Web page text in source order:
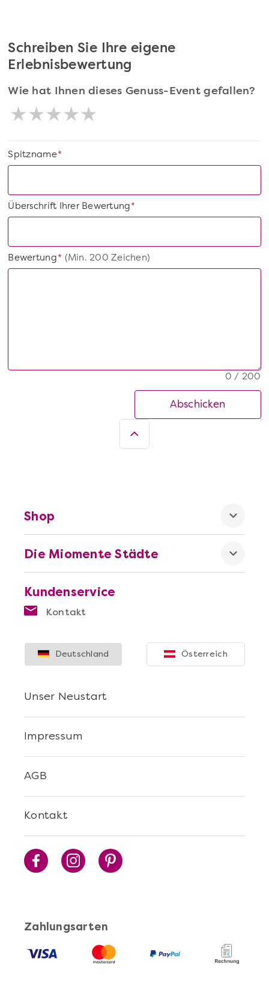
Schreiben Sie Ihre eigene
Erlebnisbewertung
Wie hat Ihnen dieses Genuss-Event gefallen?
*
Spitzname
*
Überschrift Ihrer Bewertung
*
Bewertung(Min. 200 Zeichen)
0 / 200
Abschicken
Kundenservice
Kontakt
Die Miomente Städte
Shop
Zahlungsarten
Kontakt
AGB
Impressum
Unser Neustart
Deutschland Österreich